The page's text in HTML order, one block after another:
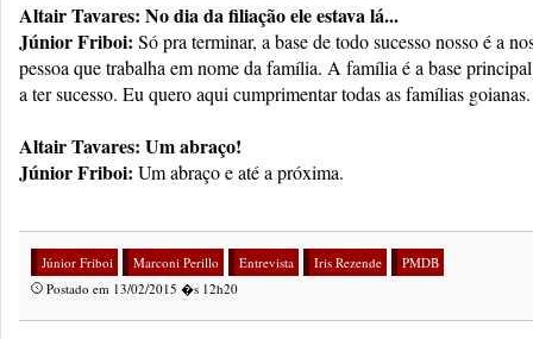
Altair Tavares: No dia da filiação ele estava lá...
Júnior Friboi: Só pra terminar, a base de todo sucesso nosso é a
pessoa que trabalha em nome da família. A família é a base
a ter sucesso. Eu quero aqui cumprimentar todas as famílias goianas.
Altair Tavares: Um abraço!
Júnior Friboi: Um abraço e até a próxima.
Júnior Friboi Marconi Perillo Entrevista Iris Rezende
PMDB
Postado em 13/02/2015 �s 12h20